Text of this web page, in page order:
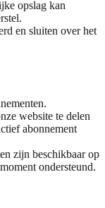
opslag kan
en sluiten over het
website te delen
abonnement
zijn beschikbaar op
ondersteund.